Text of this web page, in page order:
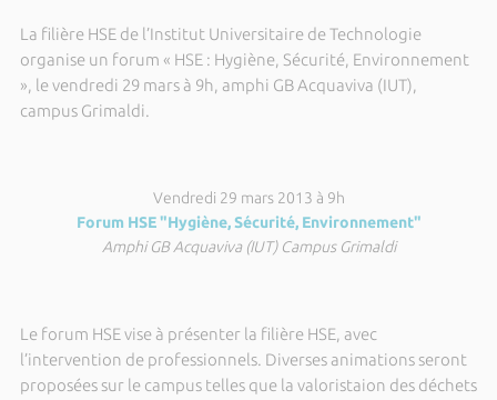
La filière HSE de l’Institut Universitaire de Technologie
organise un forum « HSE : Hygiène, Sécurité, Environnement
», le vendredi 29 mars à 9h, amphi GB Acquaviva (IUT),
campus Grimaldi.
Vendredi 29 mars 2013 à 9h
Forum HSE "Hygiène, Sécurité, Environnement"
Amphi GB Acquaviva (IUT) Campus Grimaldi
Le forum HSE vise à présenter la filière HSE, avec
l’intervention de professionnels. Diverses animations seront
proposées sur le campus telles que la valoristaion des déchets